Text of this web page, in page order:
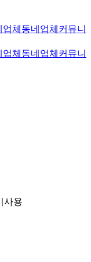
체 동네업체 커뮤니
체 동네업체 커뮤니
사용